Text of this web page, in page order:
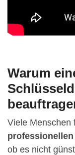
Warum
Viele Menschen
ob es nicht